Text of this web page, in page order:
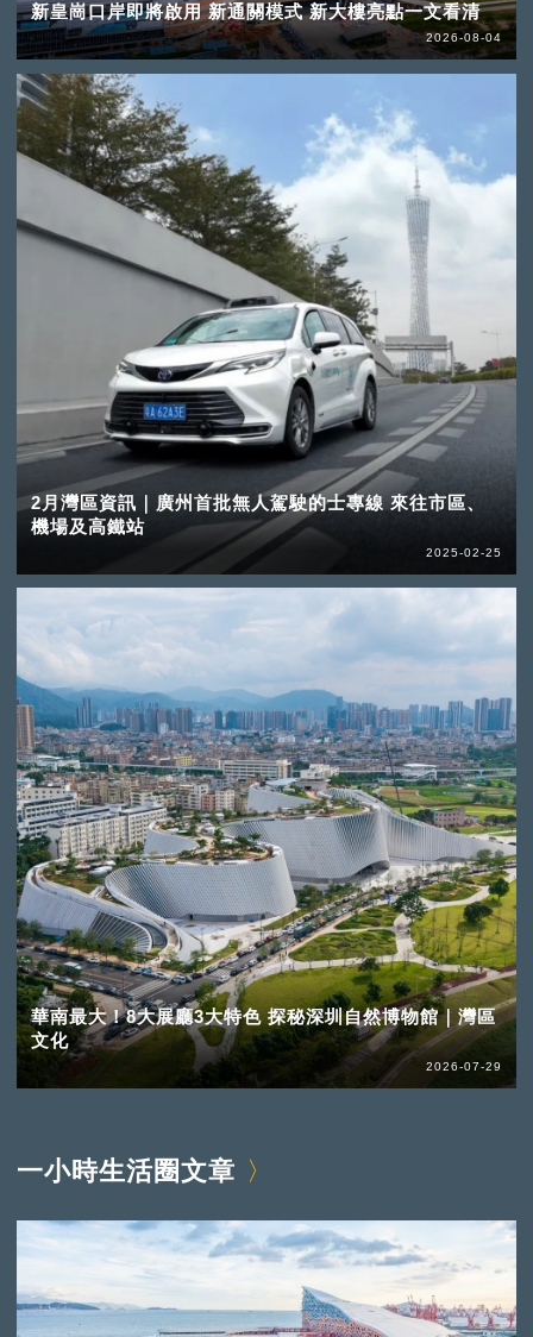
新皇崗口岸即將啟用 新通關模式 新大樓亮點一文看清
2026-08-04
2月灣區資訊｜廣州首批無人駕駛的士專線 來往市區、
機場及高鐵站
2025-02-25
華南最大！8大展廳3大特色 探秘深圳自然博物館｜灣區
文化
2026-07-29
一小時生活圈文章